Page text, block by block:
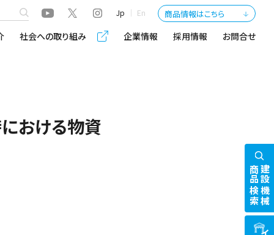
Jp En 商品情報はこちら
社会への取り組み 企業情報 採用情報 お問合せ
おける物資
建設機械
商品検索